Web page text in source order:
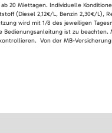
20 Miettagen. Individuelle
(Diesel 2,12€/L, Benzin 2,30€/L),
wird mit 1/8 des jeweiligen
ist zu
Von der MB-